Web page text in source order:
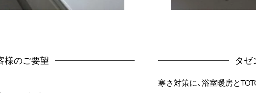
様のご要望 タゼ
寒さ対策に、浴室暖房と